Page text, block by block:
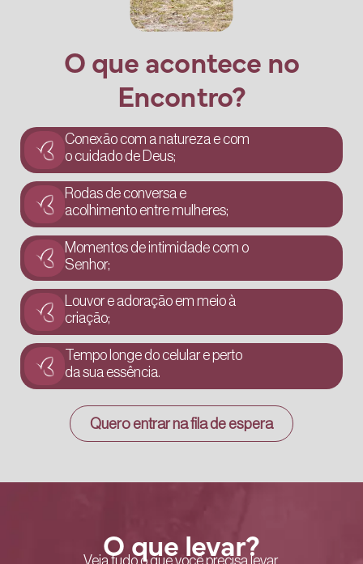
O que acontece no
Encontro?
Conexão com a natureza e com
o cuidado de Deus;
Rodas de conversa e
acolhimento entre mulheres;
Momentos de intimidade com o
Senhor;
Louvor e adoração em meio à
criação;
Tempo longe do celular e perto
da sua essência.
Quero entrar na fila de espera
O que levar?
Veja tudo o que você precisa levar.